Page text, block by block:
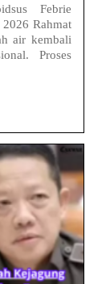
Febrie
Rahmat
air kembali
Proses